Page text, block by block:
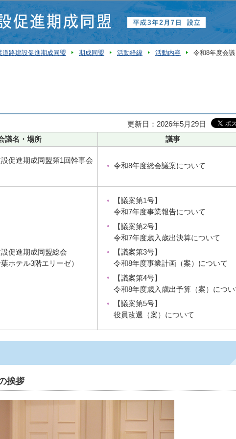
このページの本文へ移動
道路建設促進期成同盟 期成同盟 活動経緯 活動内容 令和8年度会議
更新日：2026年5月29日
議名・場所 議事
促進期成同盟第1回幹事会
令和8年度総会議案について
促進期成同盟総会
ホテル3階エリーゼ）
【議案第1号】
令和7年度事業報告について
【議案第2号】
令和7年度歳入歳出決算について
【議案第3号】
令和8年度事業計画（案）について
【議案第4号】
令和8年度歳入歳出予算（案）につい
【議案第5号】
役員改選（案）について
挨拶